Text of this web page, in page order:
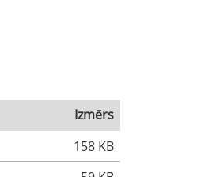
Izmērs
158 KB